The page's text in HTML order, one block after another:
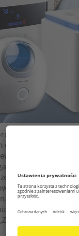
i domów opieki
niebezpieczne
oddechowych i
maleńkie
wirusów
W jaki sposób
i koronawirusy